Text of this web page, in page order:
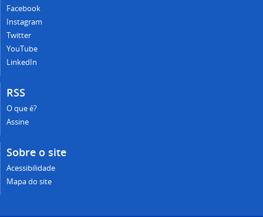
Facebook
Instagram
Twitter
YouTube
LinkedIn
RSS
O que é?
Assine
Sobre o site
Acessibilidade
Mapa do site